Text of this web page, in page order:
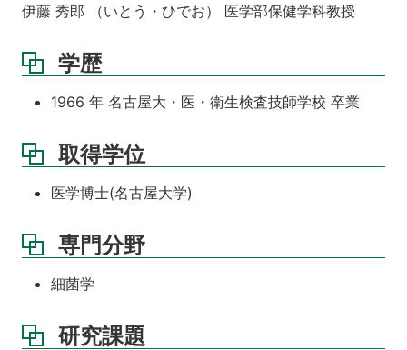
伊藤 秀郎 （いとう・ひでお） 医学部保健学科教授
学歴
1966 年 名古屋大・医・衛生検査技師学校 卒業
取得学位
医学博士(名古屋大学)
専門分野
細菌学
研究課題